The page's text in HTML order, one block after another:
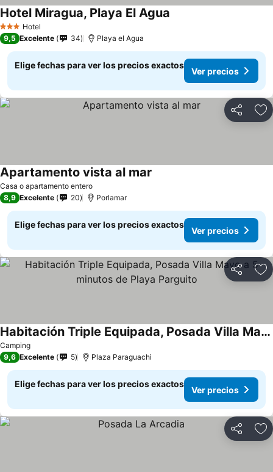
3 Estrellas
Hotel
Hotel Miragua, Playa El Agua
9,5 Excelente 34 Playa el Agua
Elige fechas para ver los precios exactos
Ver precios
Compartir
Casa o apartamento entero
Apartamento vista al mar
8,9 Excelente 20 Porlamar
Elige fechas para ver los precios exactos
Ver precios
Compartir
Camping
Habitación Triple Equipada, Posada Villa Mayo a 5 minutos de Playa Parguito
9,6 Excelente 5 Plaza Paraguachi
Elige fechas para ver los precios exactos
Ver precios
Compartir